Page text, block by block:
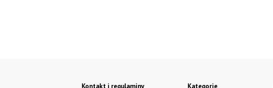
Kontakt i regulaminy
Kategorie